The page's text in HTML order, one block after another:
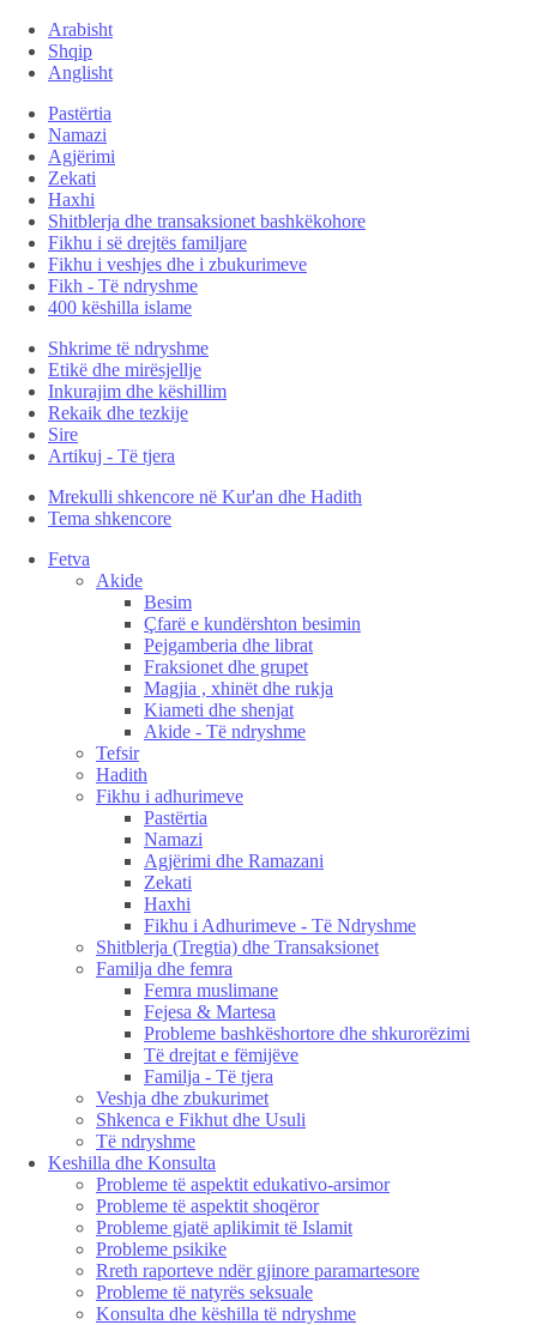
Arabisht
Shqip
Anglisht
Pastërtia
Namazi
Agjërimi
Zekati
Haxhi
Shitblerja dhe transaksionet bashkëkohore
Fikhu i së drejtës familjare
Fikhu i veshjes dhe i zbukurimeve
Fikh - Të ndryshme
400 këshilla islame
Shkrime të ndryshme
Etikë dhe mirësjellje
Inkurajim dhe këshillim
Rekaik dhe tezkije
Sire
Artikuj - Të tjera
Mrekulli shkencore në Kur'an dhe Hadith
Tema shkencore
Fetva
Akide
Besim
Çfarë e kundërshton besimin
Pejgamberia dhe librat
Fraksionet dhe grupet
Magjia , xhinët dhe rukja
Kiameti dhe shenjat
Akide - Të ndryshme
Tefsir
Hadith
Fikhu i adhurimeve
Pastërtia
Namazi
Agjërimi dhe Ramazani
Zekati
Haxhi
Fikhu i Adhurimeve - Të Ndryshme
Shitblerja (Tregtia) dhe Transaksionet
Familja dhe femra
Femra muslimane
Fejesa & Martesa
Probleme bashkëshortore dhe shkurorëzimi
Të drejtat e fëmijëve
Familja - Të tjera
Veshja dhe zbukurimet
Shkenca e Fikhut dhe Usuli
Të ndryshme
Keshilla dhe Konsulta
Probleme të aspektit edukativo-arsimor
Probleme të aspektit shoqëror
Probleme gjatë aplikimit të Islamit
Probleme psikike
Rreth raporteve ndër gjinore paramartesore
Probleme të natyrës seksuale
Konsulta dhe këshilla të ndryshme